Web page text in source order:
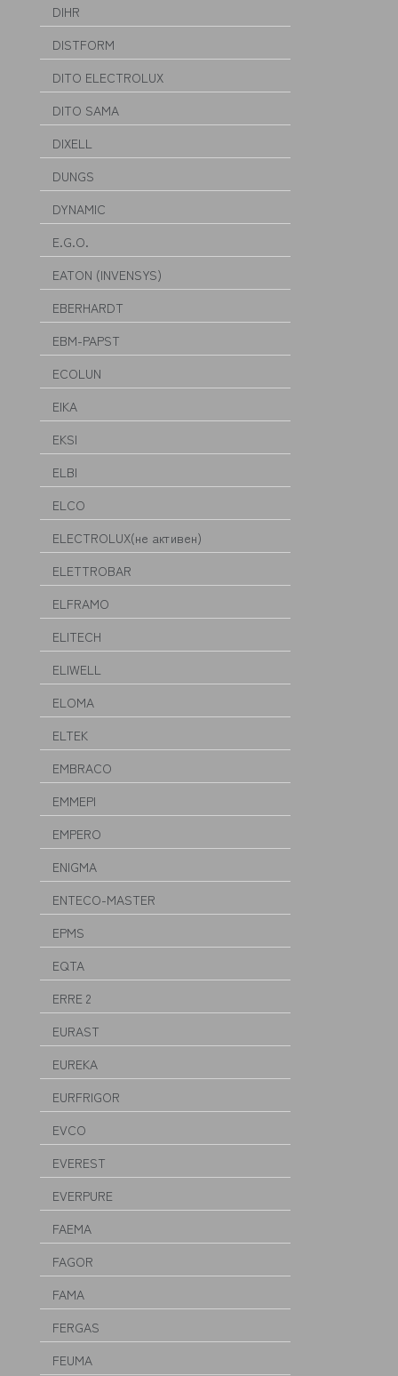
DIHR
DISTFORM
DITO ELECTROLUX
DITO SAMA
DIXELL
DUNGS
DYNAMIC
E.G.O.
EATON (INVENSYS)
EBERHARDT
EBM-PAPST
ECOLUN
EIKA
EKSI
ELBI
ELCO
ELECTROLUX(не активен)
ELETTROBAR
ELFRAMO
ELITECH
ELIWELL
ELOMA
ELTEK
EMBRACO
EMMEPI
EMPERO
ENIGMA
ENTECO-MASTER
EPMS
EQTA
ERRE 2
EURAST
EUREKA
EURFRIGOR
EVCO
EVEREST
EVERPURE
FAEMA
FAGOR
FAMA
FERGAS
FEUMA